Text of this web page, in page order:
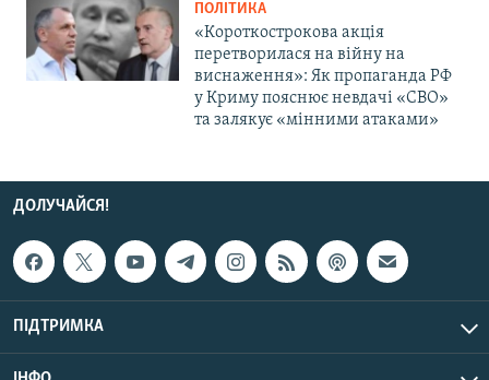
ПОЛІТИКА
«Короткострокова акція
перетворилася на війну на
виснаження»: Як пропаганда РФ
у Криму пояснює невдачі «СВО»
та залякує «мінними атаками»
ДОЛУЧАЙСЯ!
ПІДТРИМКА